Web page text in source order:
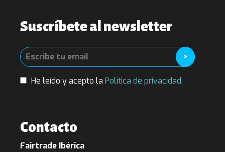
Suscríbete al newsletter
He leído y acepto la Política de privacidad.
Contacto
Fairtrade Ibérica